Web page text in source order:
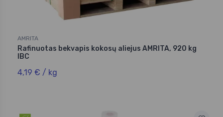
AMRITA
Rafinuotas bekvapis kokosų aliejus AMRITA, 920 kg
IBC
4,19 € / kg